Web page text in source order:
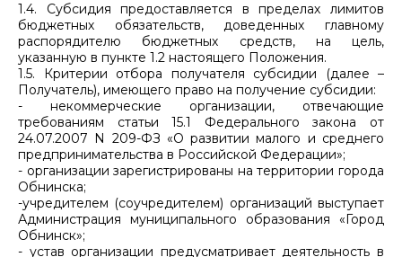
1.4. Субсидия предоставляется в пределах лимитов
бюджетных обязательств, доведенных главному
распорядителю бюджетных средств, на цель,
указанную в пункте 1.2 настоящего Положения.
1.5. Критерии отбора получателя субсидии (далее –
Получатель), имеющего право на получение субсидии:
- некоммерческие организации, отвечающие
требованиям статьи 15.1 Федерального закона от
24.07.2007 N 209-ФЗ «О развитии малого и среднего
предпринимательства в Российской Федерации»;
- организации зарегистрированы на территории города
Обнинска;
-учредителем (соучредителем) организаций выступает
Администрация муниципального образования «Город
Обнинск»;
- устав организации предусматривает деятельность в